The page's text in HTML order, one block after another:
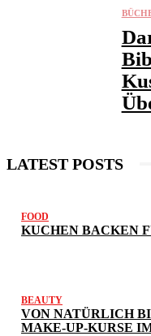
LATEST POSTS
FOOD
KUCHEN BACKEN
BEAUTY
VON NATÜRLICH
MAKE-UP-KURSE